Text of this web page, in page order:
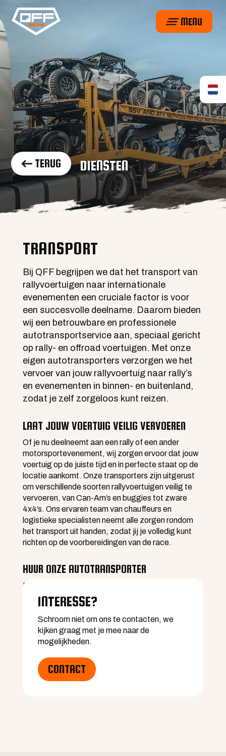
MENU
TERUG DIENSTEN
TRANSPORT
Bij QFF begrijpen we dat het transport van
rallyvoertuigen naar internationale
evenementen een cruciale factor is voor
een succesvolle deelname. Daarom bieden
wij een betrouwbare en professionele
autotransportservice aan, speciaal gericht
op rally- en offroad voertuigen. Met onze
eigen autotransporters verzorgen we het
vervoer van jouw rallyvoertuig naar rally’s
en evenementen in binnen- en buitenland,
zodat je zelf zorgeloos kunt reizen.
LAAT JOUW VOERTUIG VEILIG VERVOEREN
Of je nu deelneemt aan een rally of een ander
motorsportevenement, wij zorgen ervoor dat jouw
voertuig op de juiste tijd en in perfecte staat op de
locatie aankomt. Onze transporters zijn uitgerust
om verschillende soorten rallyvoertuigen veilig te
vervoeren, van Can-Am’s en buggies tot zware
4x4’s. Ons ervaren team van chauffeurs en
logistieke specialisten neemt alle zorgen rondom
het transport uit handen, zodat jij je volledig kunt
richten op de voorbereidingen van de race.
HUUR ONZE AUTOTRANSPORTER
Neem je deel aan een evenement waar QFF zelf
niet aanwezig zal zijn? Geen probleem! Je hebt de
mogelijkheid om onze autotransporters te huren en
zelf het transport van je rallyvoertuigen te regelen.
Hiermee krijg je volledige controle over de
logistiek, met de zekerheid van hoogwaardige en
beschikbaar voor zowel korte als lange afstanden
en kunnen gehuurd worden voor zowel enkele
INTERESSE?
Schroom niet om ons te contacten, we
kijken graag met je mee naar de
mogelijkheden.
CONTACT